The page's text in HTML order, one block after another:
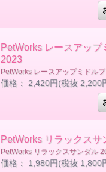
PetWorks レースアップ
2023
PetWorks レースアップミドル
価格： 2,420円(税抜 2,200
PetWorks リラックスサ
PetWorks リラックスサンダル
価格： 1,980円(税抜 1,800